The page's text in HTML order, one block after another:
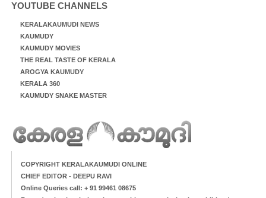
YOUTUBE CHANNELS
KERALAKAUMUDI NEWS
KAUMUDY
KAUMUDY MOVIES
THE REAL TASTE OF KERALA
AROGYA KAUMUDY
KERALA 360
KAUMUDY SNAKE MASTER
COPYRIGHT KERALAKAUMUDI ONLINE
CHIEF EDITOR - DEEPU RAVI
Online Queries call: + 91 99461 08675